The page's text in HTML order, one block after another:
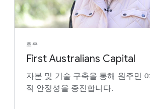
호주
First Australians Capital
자본 및 기술 구축을 통해 원주민
적 안정성을 증진합니다.